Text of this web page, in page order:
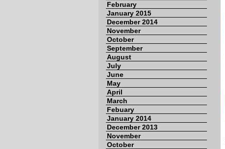
February
January 2015
December 2014
November
October
September
August
July
June
May
April
March
Febuary
January 2014
December 2013
November
October